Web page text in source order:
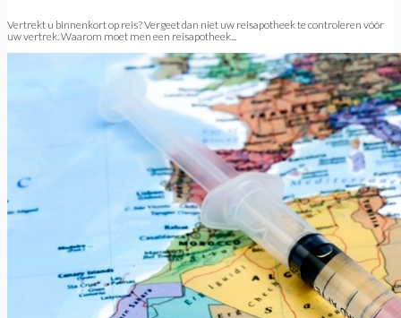
Vertrekt u binnenkort op reis? Vergeet dan niet uw reisapotheek te controleren vóór
uw vertrek. Waarom moet men een reisapotheek...